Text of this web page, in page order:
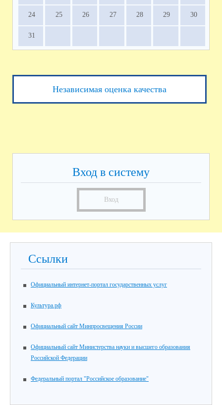
24 25 26 27 28 29 30
31
Независимая оценка качества
Вход в систему
Вход
Ссылки
Официальный интернет-портал государственных услуг
Культура.рф
Официальный сайт Минпросвещения России
Официальный сайт Министерства науки и высшего образования
Российской Федерации
Федеральный портал "Российское образование"